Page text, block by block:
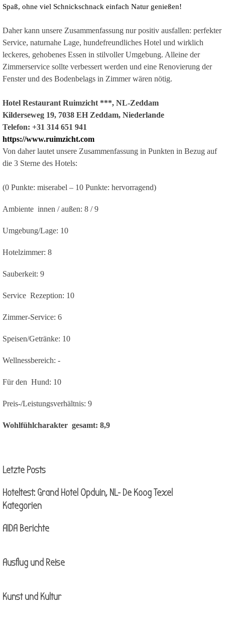
Spaß, ohne viel Schnickschnack einfach Natur genießen!
Daher kann unsere Zusammenfassung nur positiv ausfallen: perfekter
Service, naturnahe Lage, hundefreundliches Hotel und wirklich
leckeres, gehobenes Essen in stilvoller Umgebung. Alleine der
Zimmerservice sollte verbessert werden und eine Renovierung der
Fenster und des Bodenbelags in Zimmer wären nötig.
Hotel Restaurant Ruimzicht ***, NL-Zeddam
Kilderseweg 19, 7038 EH Zeddam, Niederlande
Telefon: +31 314 651 941
https://www.ruimzicht.com
Von daher lautet unsere Zusammenfassung in Punkten in Bezug auf
die 3 Sterne des Hotels:
(0 Punkte: miserabel – 10 Punkte: hervorragend)
Ambiente innen / außen: 8 / 9
Umgebung/Lage: 10
Hotelzimmer: 8
Sauberkeit: 9
Service Rezeption: 10
Zimmer-Service: 6
Speisen/Getränke: 10
Wellnessbereich: -
Für den Hund: 10
Preis-/Leistungsverhältnis: 9
Wohlfühlcharakter gesamt: 8,9
Block überspringen Letzte Posts
Letzte Posts
Hoteltest: Grand Hotel Opduin, NL- De Koog Texel
Block überspringen Kategorien
Kategorien
AIDA Berichte
Ausflug und Reise
Kunst und Kultur